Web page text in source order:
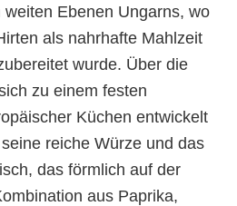
Ebenen Ungarns, wo
als nahrhafte Mahlzeit
wurde. Über die
zu einem festen
Küchen entwickelt
reiche Würze und das
das förmlich auf der
aus Paprika,